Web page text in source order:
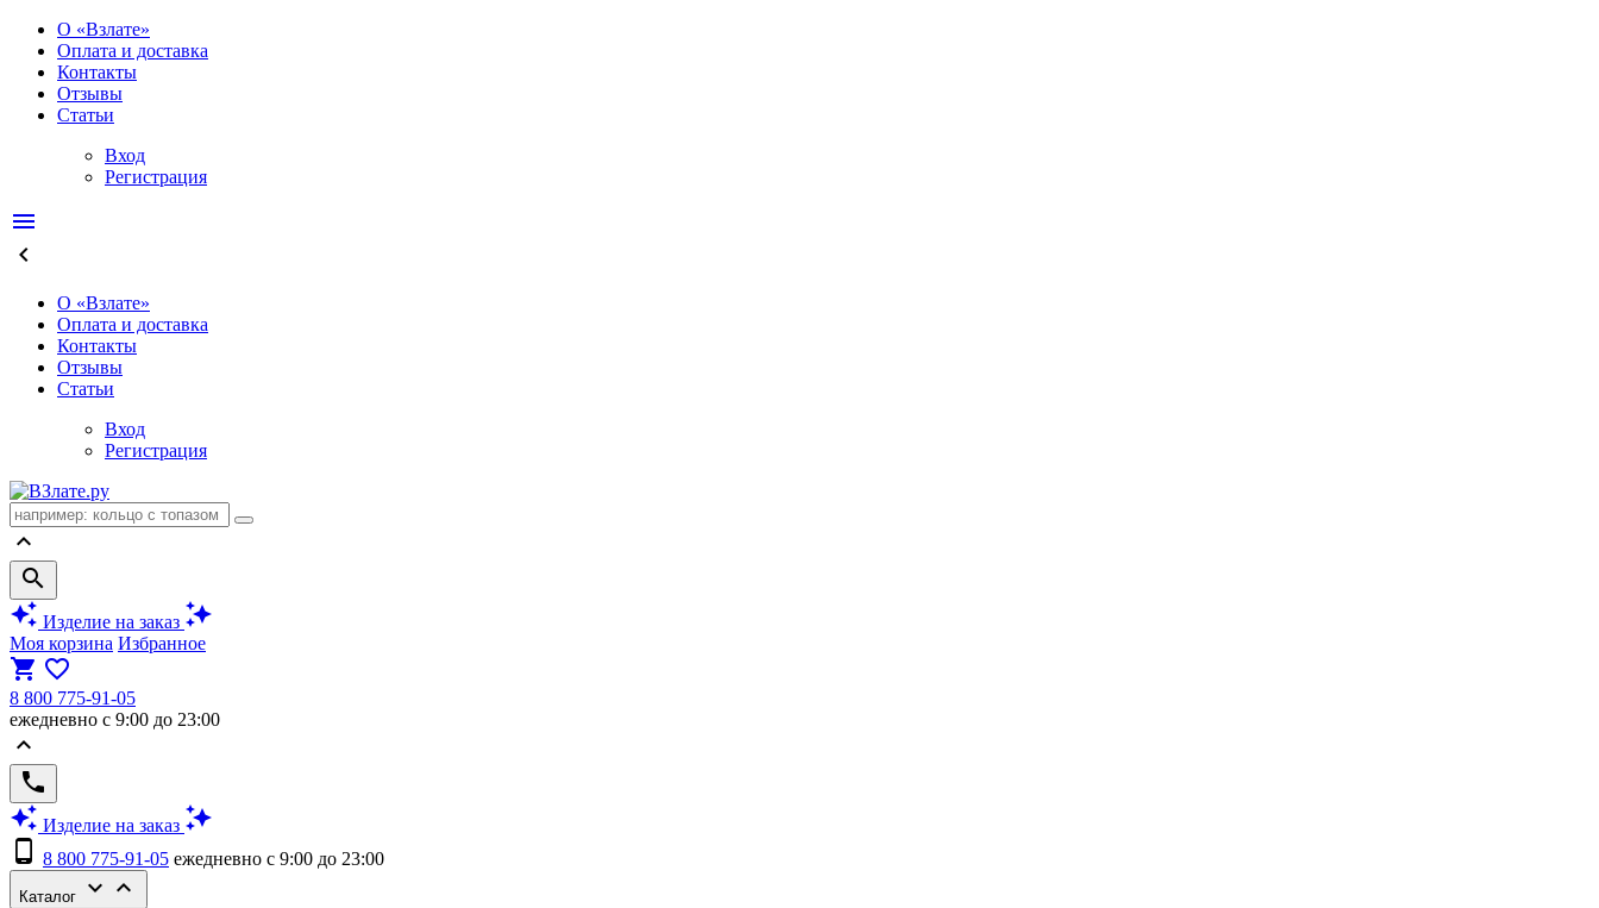
О «Взлате»
Оплата и доставка
Контакты
Отзывы
Статьи
Вход
Регистрация
menu
keyboard_arrow_left
О «Взлате»
Оплата и доставка
Контакты
Отзывы
Статьи
Вход
Регистрация
keyboard_arrow_up
search
auto_awesome Изделие на заказ auto_awesome
Моя корзина Избранное
shopping_cart favorite_border
8 800 775-91-05
ежедневно с 9:00 до 23:00
keyboard_arrow_up
phone
auto_awesome Изделие на заказ auto_awesome
phone_android 8 800 775-91-05 ежедневно с 9:00 до 23:00
Каталог keyboard_arrow_down keyboard_arrow_up